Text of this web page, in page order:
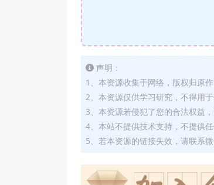
声明：
1、本资源收集于网络，版权归原作
2、本资源仅供学习研究，不得用
3、本资源若侵犯了您的合法权益
4、本站不提供技术支持，不提供
5、若本资源的链接失效，请联系